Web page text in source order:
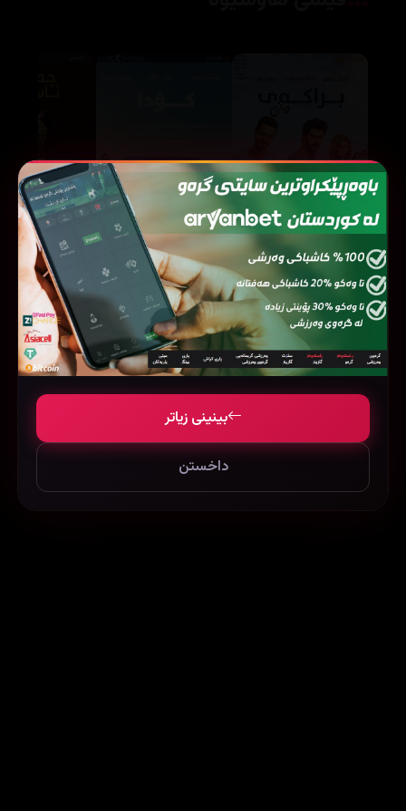
Kardesim Benim (2016)
131372
Coda (2021)
135331
44668
بینینی زیاتر
داخستن